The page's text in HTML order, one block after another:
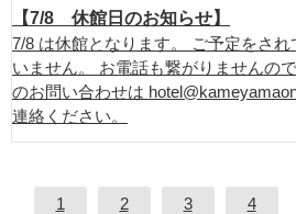
【7/8 休館日のお知らせ】
7/8 は休館となります。 ご予定をさ
いません。 お電話も繋がりませんの
のお問い合わせは
連絡ください。
1 2 3 4